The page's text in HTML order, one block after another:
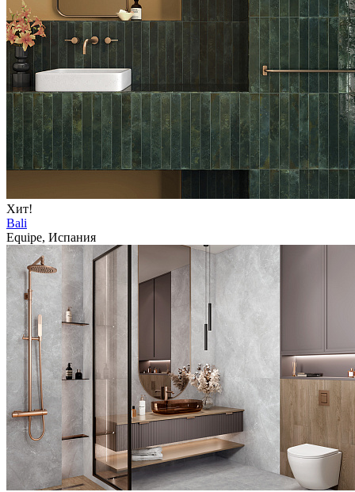
Хит!
Bali
Equipe, Испания